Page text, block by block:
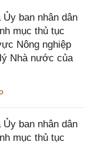
ban nhân dân
mục thủ tục
Nông nghiệp
Nhà nước của
ban nhân dân
mục thủ tục